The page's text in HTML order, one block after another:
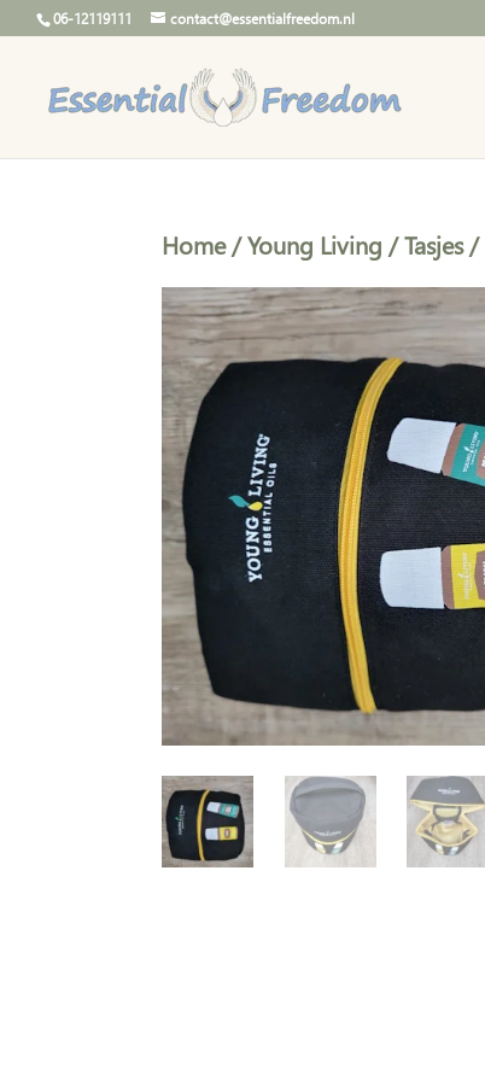
06-12119111 contact@essentialfreedom.nl
Home/Young Living /Tasjes/